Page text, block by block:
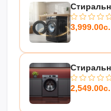
3,999.00с.
2,549.00с.